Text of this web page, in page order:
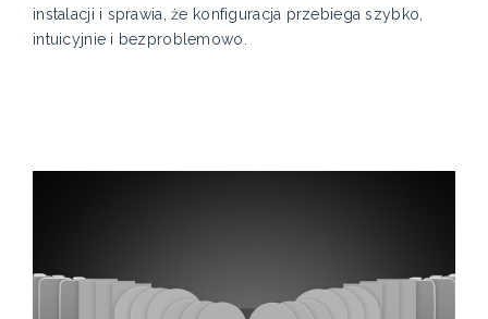
instalacji i sprawia, że konfiguracja przebiega szybko,
intuicyjnie i bezproblemowo.